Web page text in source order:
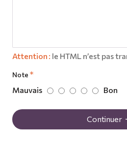
Attention : le HTML n’est pas
Note
Mauvais Bon
Continuer